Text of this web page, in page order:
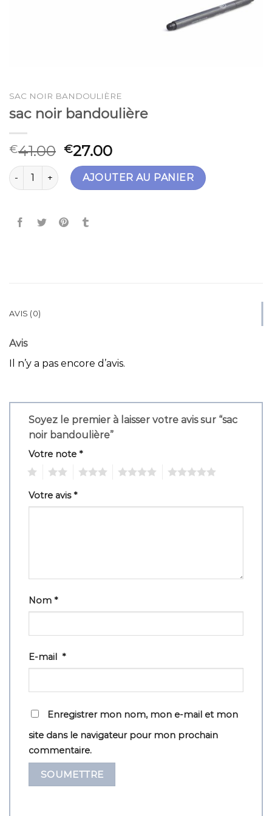
SAC NOIR BANDOULIÈRE
sac noir bandoulière
€41.00 €27.00
quantité de sac noir bandoulière
AJOUTER AU PANIER
AVIS (0)
Avis
Il n’y a pas encore d’avis.
Soyez le premier à laisser votre avis sur “sac
noir bandoulière”
Votre note *
Votre avis*
Nom *
E-mail *
Enregistrer mon nom, mon e-mail et mon
site dans le navigateur pour mon prochain
commentaire.